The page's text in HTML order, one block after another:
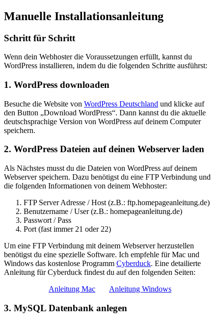
Manuelle Installationsanleitung
Schritt für Schritt
Wenn dein Webhoster die Voraussetzungen erfüllt, kannst du
WordPress installieren, indem du die folgenden Schritte ausführst:
1. WordPress downloaden
Besuche die Website von WordPress Deutschland und klicke auf
den Button „Download WordPress“. Dann kannst du die aktuelle
deutschsprachige Version von WordPress auf deinem Computer
speichern.
2. WordPress Dateien auf deinen Webserver laden
Als Nächstes musst du die Dateien von WordPress auf deinem
Webserver speichern. Dazu benötigst du eine FTP Verbindung und
die folgenden Informationen von deinem Webhoster:
FTP Server Adresse / Host (z.B.: ftp.homepageanleitung.de)
Benutzername / User (z.B.: homepageanleitung.de)
Passwort / Pass
Port (fast immer 21 oder 22)
Um eine FTP Verbindung mit deinem Webserver herzustellen
benötigst du eine spezielle Software. Ich empfehle für Mac und
Windows das kostenlose Programm Cyberduck. Eine detailierte
Anleitung für Cyberduck findest du auf den folgenden Seiten:
Anleitung Mac
Anleitung Windows
3. MySQL Datenbank anlegen